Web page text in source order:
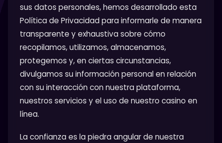
sus datos personales, hemos desarrollado esta
Política de Privacidad para informarle de manera
transparente y exhaustiva sobre cómo
recopilamos, utilizamos, almacenamos,
protegemos y, en ciertas circunstancias,
divulgamos su información personal en relación
con su interacción con nuestra plataforma,
nuestros servicios y el uso de nuestro casino en
línea.
La confianza es la piedra angular de nuestra